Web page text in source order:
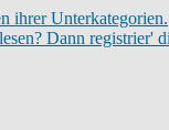
ihrer Unterkategorien.
lesen? Dann registrier'